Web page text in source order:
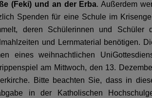
(Feki) und an der Erba. Außerdem
Spenden für eine Schule im
deren Schülerinnen und Schüler
und Lernmaterial benötigen.
eines weihnachtlichen
am Mittwoch, den 13.
Bitte beachten Sie, dass in
in der Katholischen